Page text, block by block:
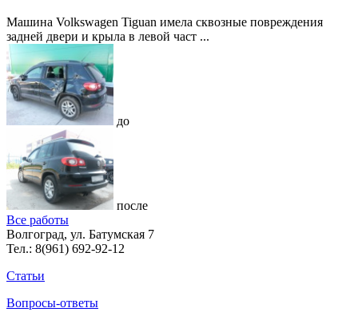
Машина Volkswagen Tiguan имела сквозные повреждения
задней двери и крыла в левой част ...
до
после
Все работы
Волгоград, ул. Батумская 7
Тел.: 8(961) 692-92-12
Статьи
Вопросы-ответы